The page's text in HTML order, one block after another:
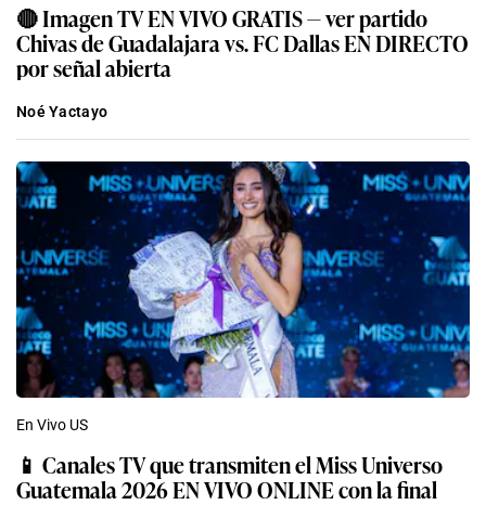
🔴 Imagen TV EN VIVO GRATIS — ver partido
Chivas de Guadalajara vs. FC Dallas EN DIRECTO
por señal abierta
Noé Yactayo
En Vivo US
📱 Canales TV que transmiten el Miss Universo
Guatemala 2026 EN VIVO ONLINE con la final